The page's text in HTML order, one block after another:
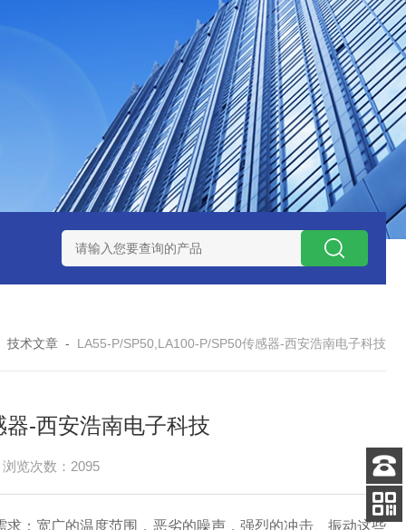
开关电源MMK150S-24 MMK150S-12 MMK320S-12
技术文章 - LA55-P/SP50,LA100-P/SP50传感器-西安浩南电子科技
-西安浩南电子科技
浏览次数：2095
：宽广的温度范围，恶劣的噪声，强烈的冲击、振动这些
客服
电话